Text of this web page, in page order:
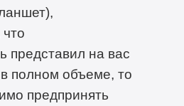
представил на вас
полном объеме, то
предпринять